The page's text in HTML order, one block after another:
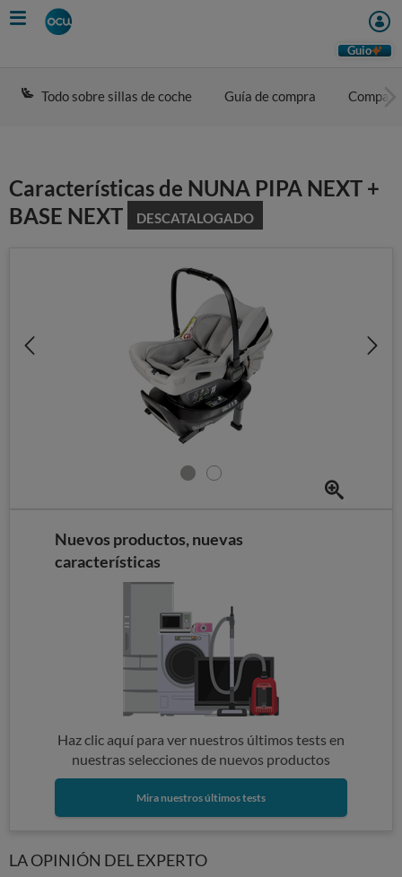
Skip
to
Guio
Todo sobre sillas de coche Guía de compra
Características de NUNA PIPA NEXT +
BASE NEXT
DESCATALOGADO
Nuevos productos, nuevas
características
Haz clic aquí para ver nuestros últimos tests en
nuestras selecciones de nuevos productos
Mira nuestros últimos tests
LA OPINIÓN DEL EXPERTO